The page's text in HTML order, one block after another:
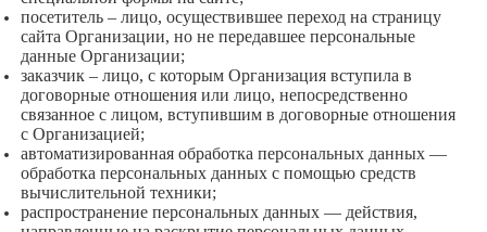
посетитель – лицо, осуществившее переход на страницу
сайта Организации, но не передавшее персональные
данные Организации;
заказчик – лицо, с которым Организация вступила в
договорные отношения или лицо, непосредственно
связанное с лицом, вступившим в договорные отношения
с Организацией;
автоматизированная обработка персональных данных —
обработка персональных данных с помощью средств
вычислительной техники;
распространение персональных данных — действия,